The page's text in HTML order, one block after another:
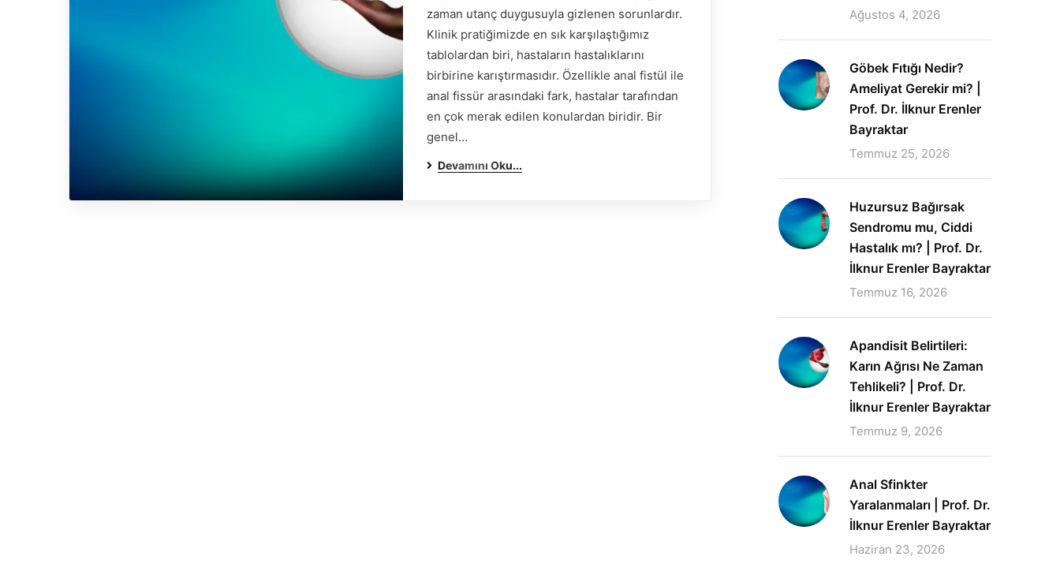
zaman utanç duygusuyla gizlenen sorunlardır.
Klinik pratiğimizde en sık karşılaştığımız
tablolardan biri, hastaların hastalıklarını
birbirine karıştırmasıdır. Özellikle anal fistül ile
anal fissür arasındaki fark, hastalar tarafından
en çok merak edilen konulardan biridir. Bir
genel…
Devamını Oku...
Ağustos 4, 2026
Göbek Fıtığı Nedir?
Ameliyat Gerekir mi? |
Prof. Dr. İlknur Erenler
Bayraktar
Temmuz 25, 2026
Huzursuz Bağırsak
Sendromu mu, Ciddi
Hastalık mı? | Prof. Dr.
İlknur Erenler Bayraktar
Temmuz 16, 2026
Apandisit Belirtileri:
Karın Ağrısı Ne Zaman
Tehlikeli? | Prof. Dr.
İlknur Erenler Bayraktar
Temmuz 9, 2026
Anal Sfinkter
Yaralanmaları | Prof. Dr.
İlknur Erenler Bayraktar
Haziran 23, 2026